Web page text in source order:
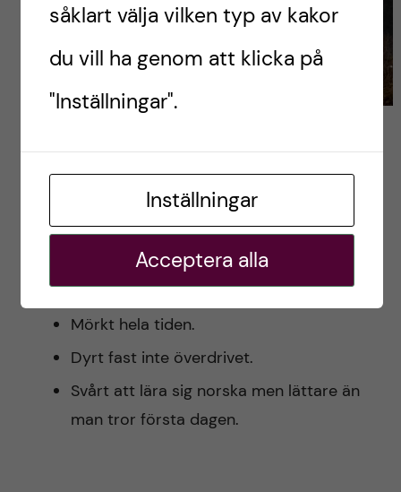
Sammanfattat
Mysig stad.
Sjukhuset är som ett smörgårdsbord- Du
väljer själv vad du vill ta för dig av men du
måste våga fråga.
Mörkt hela tiden.
Dyrt fast inte överdrivet.
Svårt att lära sig norska men lättare än
man tror första dagen.
såklart välja vilken typ av kakor
du vill ha genom att klicka på
"Inställningar".
Inställningar
Acceptera alla